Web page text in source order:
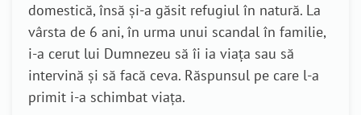
domestică, însă și-a găsit refugiul în natură. La
vârsta de 6 ani, în urma unui scandal în familie,
i-a cerut lui Dumnezeu să îi ia viața sau să
intervină și să facă ceva. Răspunsul pe care l-a
primit i-a schimbat viața.